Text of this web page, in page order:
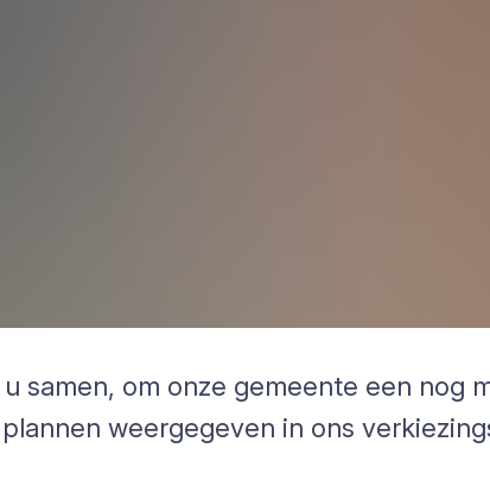
samen, om onze gemeente een nog
weergegeven in ons